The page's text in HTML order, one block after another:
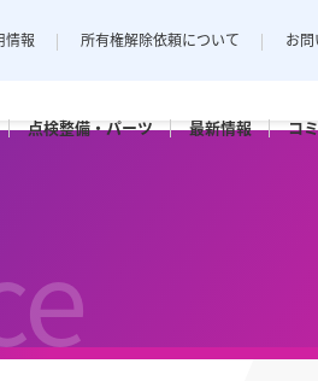
情報 所有権解除依頼について お
点検整備・パーツ
パーツ
最新情報 コ